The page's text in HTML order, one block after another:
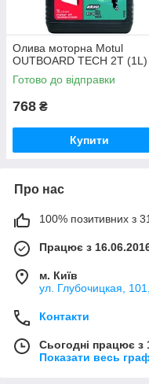
Олива моторна Motul
OUTBOARD TECH 2T (1L)
Готово до відправки
768 ₴
Купити
Про нас
100% позитивних з
Працює з
м. Київ
ул. Глубочицкая,
Контакти
Сьогодні працює з
Показати весь